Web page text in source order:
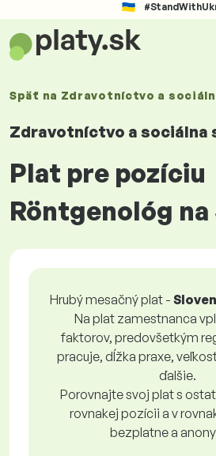
Späť na Zdravotníctvo a
Zdravotníctvo a
Plat pre pozíciu
Röntgenológ
Hrubý mesačný plat -
Na plat zamestnanca
faktorov, predovšetkým
pracuje, dĺžka praxe,
ďalšie.
Porovnajte svoj plat s
rovnakej pozícii a v
bezplatne a